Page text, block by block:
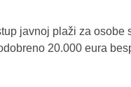
javnoj plaži za osobe
20.000 eura